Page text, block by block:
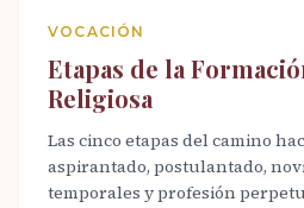
VOCACIÓN
Etapas de la
Religiosa
Las cinco etapas del camino
aspirantado, postulantado,
temporales y profesión